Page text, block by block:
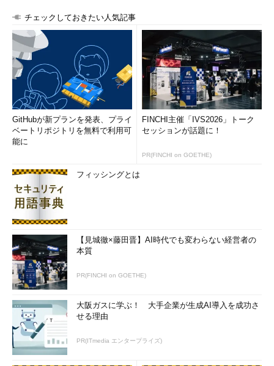
チェックしておきたい人気記事
GitHubが新プランを発表、プライ
ベートリポジトリを無料で利用可
能に
FINCHI主催「IVS2026」トーク
セッションが話題に！
PR(FINCHI on GOETHE)
フィッシングとは
【見城徹×藤田晋】AI時代でも変わらない経営者の
本質
PR(FINCHI on GOETHE)
大阪ガスに学ぶ！ 大手企業が生成AI導入を成功さ
せる理由
PR(ITmedia エンタープライズ)